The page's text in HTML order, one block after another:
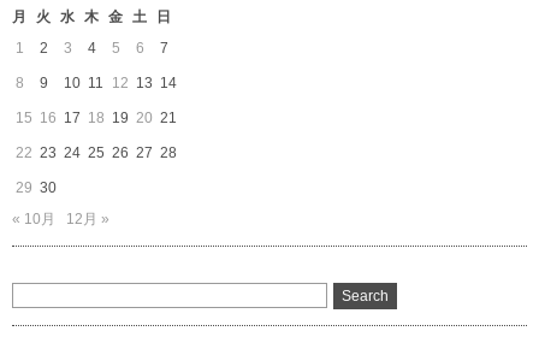
月
火 水 木 金 土
日
1
2 3 4 5 6 7
8 9 10 11 12 13 14
15 16 17 18 19 20 21
22 23 24 25 26 27 28
29 30
« 10月
12月 »